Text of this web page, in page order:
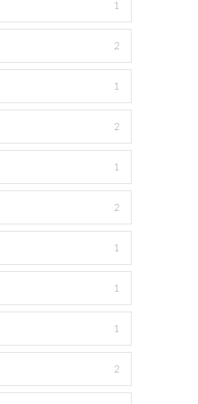
1
2
1
2
1
2
1
1
1
2